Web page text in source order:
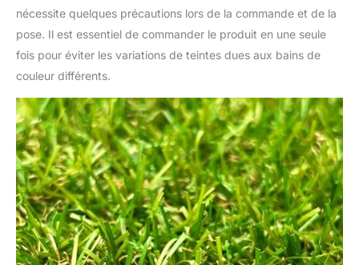
nécessite quelques précautions lors de la commande et de la
pose. Il est essentiel de commander le produit en une seule
fois pour éviter les variations de teintes dues aux bains de
couleur différents.